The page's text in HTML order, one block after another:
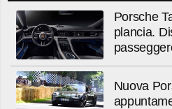
Porsche
plancia.
Nuova